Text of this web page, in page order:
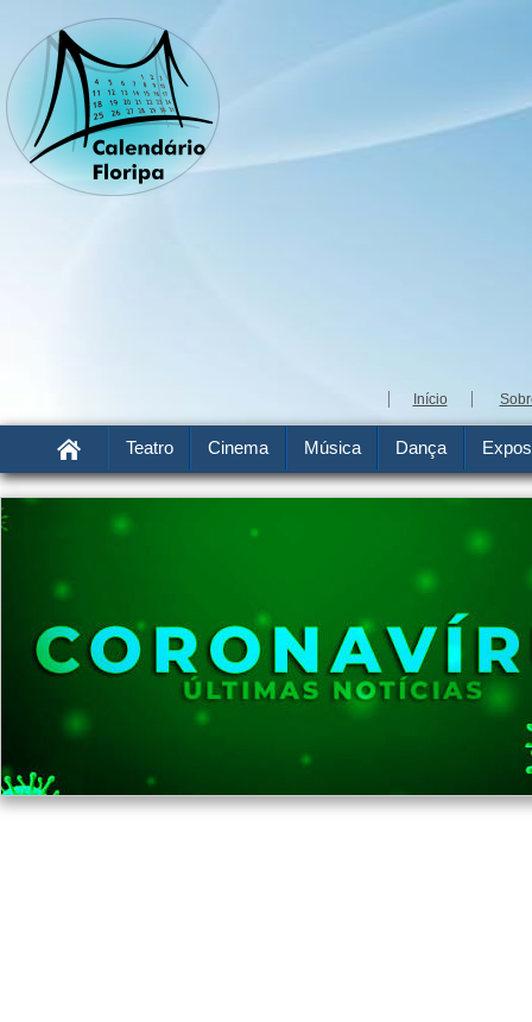
Início
Teatro Cinema Música Dança